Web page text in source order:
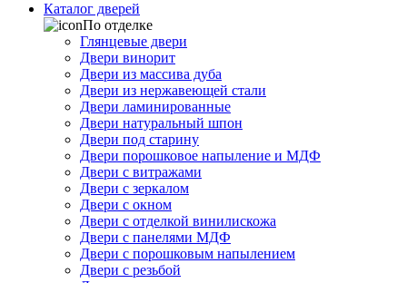
Каталог дверей
По отделке
Глянцевые двери
Двери винорит
Двери из массива дуба
Двери из нержавеющей стали
Двери ламинированные
Двери натуральный шпон
Двери под старину
Двери порошковое напыление и МДФ
Двери с витражами
Двери с зеркалом
Двери с окном
Двери с отделкой винилискожа
Двери с панелями МДФ
Двери с порошковым напылением
Двери с резьбой